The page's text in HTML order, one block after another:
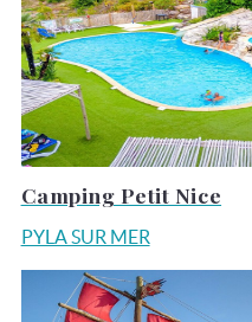
Camping Petit Nice
PYLA SUR MER